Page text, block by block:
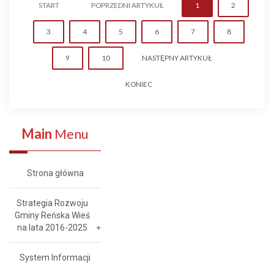
START POPRZEDNI ARTYKUŁ 1 2
3 4 5 6 7 8
9 10 NASTĘPNY ARTYKUŁ
KONIEC
Main Menu
Strona główna
Strategia Rozwoju
Gminy Reńska Wieś
na lata 2016-2025
System Informacji